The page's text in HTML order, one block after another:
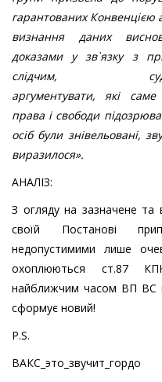
гарантованих Конвенцією
визнання даних
доказами у зв`язку з
слідчим, суд у
аргументувати, які саме
права і свободи
осіб були знівельовані,
виразилося».
АНАЛІЗ:
З огляду на зазначене
своїй Постанові
недопустимими лише
охоплюються ст.87
найближчим часом ВП ВС
сформує новий!
P.S.
ВАКС_это_звучит_гордо